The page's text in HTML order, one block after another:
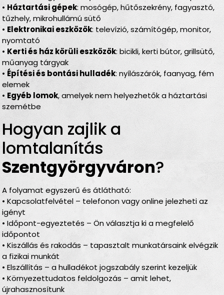
• Háztartási gépek: mosógép, hűtőszekrény, fagyasztó,
tűzhely, mikrohullámú sütő
• Elektronikai eszközök: televízió, számítógép, monitor,
nyomtató
• Kerti és ház körüli eszközök: bicikli, kerti bútor, grillsütő,
műanyag tárgyak
• Építési és bontási hulladék: nyílászárók, faanyag, fém
elemek
• Egyéb lomok, amelyek nem helyezhetők a háztartási
szemétbe
Hogyan zajlik a
lomtalanítás
Szentgyörgyváron?
A folyamat egyszerű és átlátható:
• Kapcsolatfelvétel – telefonon vagy online jelezheti az
igényt
• Időpont-egyeztetés – Ön választja ki a megfelelő
időpontot
• Kiszállás és rakodás – tapasztalt munkatársaink elvégzik
a fizikai munkát
• Elszállítás – a hulladékot jogszabály szerint kezeljük
• Környezettudatos feldolgozás – amit lehet,
újrahasznosítunk